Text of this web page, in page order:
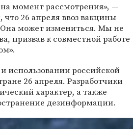
момент рассмотрения», —
26 апреля ввоз вакцины
может измениться. Мы не
призвав к совместной работе
использовании российской
26 апреля. Разработчики
характер, а также
дезинформации.